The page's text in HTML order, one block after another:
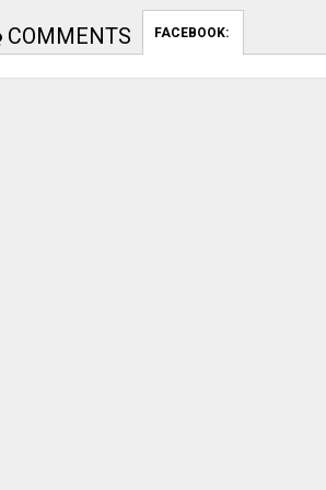
COMMENTS FACEBOOK: